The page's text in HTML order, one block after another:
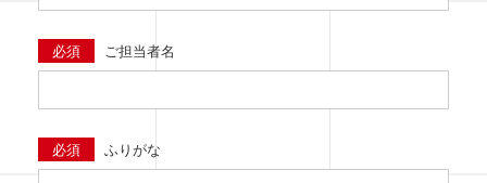
必須 ご担当者名
必須 ふりがな